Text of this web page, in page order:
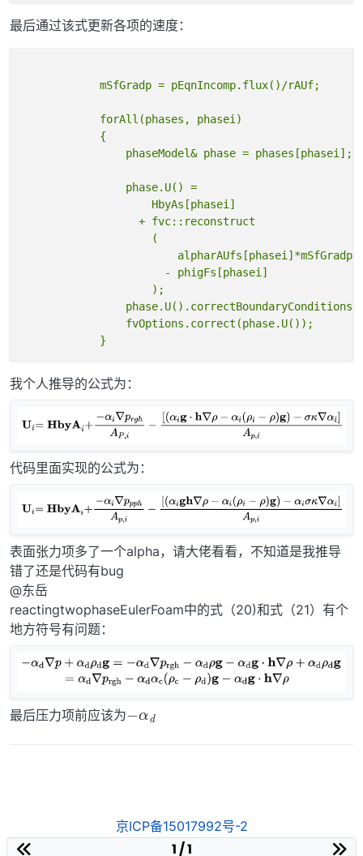
最后通过该式更新各项的速度：
            forAll(phases, phasei)
            {
                phase.U() =
                    HbyAs[phasei]
                  + fvc::reconstruct
                    (
                        alpharAUfs[phasei]*mSfGradp
                      - phigFs[phasei]
                    );
                fvOptions.correct(phase.U());
我个人推导的公式为：
代码里面实现的公式为：
表面张力项多了一个alpha，请大佬看看，不知道是我推导
错了还是代码有bug
@东岳
reactingtwophaseEulerFoam中的式（20)和式（21）有个
地方符号有问题：
最后压力项前应该为
京ICP备15017992号-2
1 / 1